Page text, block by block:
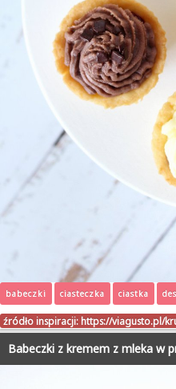
babeczki ciasteczka ciastka
źródło inspiracji: https://viagusto.pl/
Babeczki z kremem z mleka w